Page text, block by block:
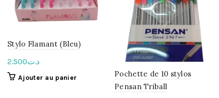
Stylo Flamant (Bleu)
د.ت2.500
Ajouter au panier
Pochette de 10 stylos
Pensan Triball